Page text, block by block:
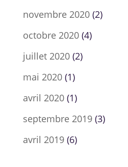
novembre 2020(2)
octobre 2020(4)
juillet 2020(2)
mai 2020(1)
avril 2020(1)
septembre 2019(3)
avril 2019(6)